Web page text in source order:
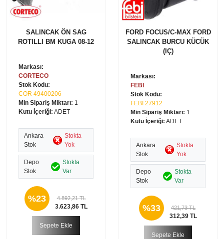
SALINCAK ÖN SAG
ROTILLI BM KUGA 08-12
Markası:
CORTECO
Stok Kodu:
COR 49400206
Min Sipariş Miktarı: 1
Kutu İçeriği: ADET
Ankara
Stok
Stokta
Yok
Depo
Stok
Stokta
Var
%23 4.892,21 TL
3.623,86 TL
Sepete Ekle
FORD FOCUS/C-MAX FORD
SALINCAK BURCU KÜCÜK
(IÇ)
Markası:
FEBI
Stok Kodu:
FEBI 27912
Min Sipariş Miktarı: 1
Kutu İçeriği: ADET
Ankara
Stok
Stokta
Yok
Depo
Stok
Stokta
Var
%33 421,73 TL
312,39 TL
Sepete Ekle